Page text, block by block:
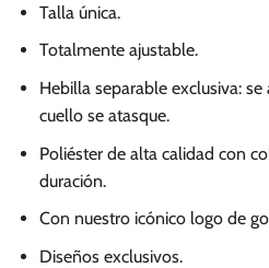
Talla única.
Totalmente ajustable.
Hebilla separable exclusiva:
cuello se atasque.
Poliéster de alta calidad con
duración.
Con nuestro icónico logo de
Diseños exclusivos.